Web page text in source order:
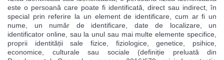
este o persoană care poate fi identificată, direct sau indirect, în
special prin referire la un element de identificare, cum ar fi un
nume, un număr de identificare, date de localizare, un
identificator online, sau la unul sau mai multe elemente specifice,
proprii identității sale fizice, fiziologice, genetice, psihice,
economice, culturale sau sociale (definiție preluată din